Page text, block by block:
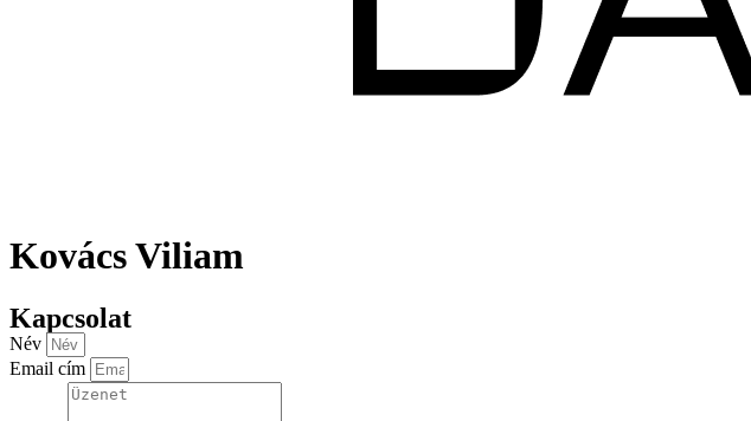
Kovács Viliam
Kapcsolat
Név
Email cím